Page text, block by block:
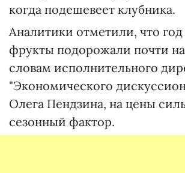
когда подешевеет клубника.
Аналитики отметили, что
фрукты подорожали почти
словам исполнительного
"Экономического
Олега Пендзина, на цены
сезонный фактор.